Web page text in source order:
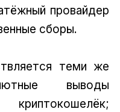
провайдер
сборы.
теми же
выводы